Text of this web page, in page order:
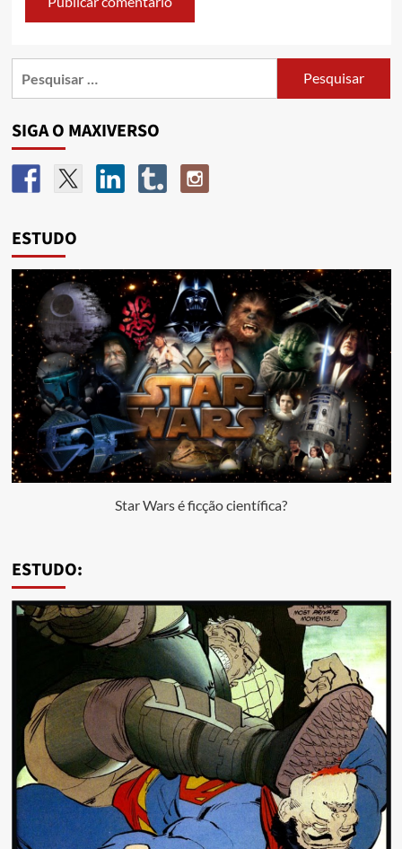
SIGA O MAXIVERSO
ESTUDO
Star Wars é ficção científica?
ESTUDO: